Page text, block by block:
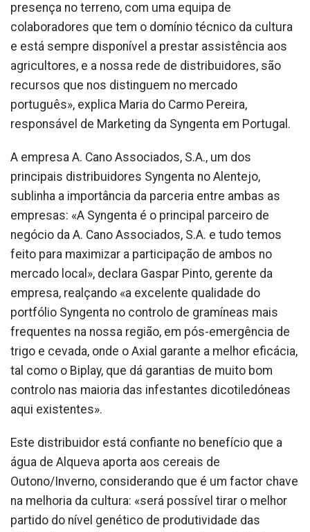
presença no terreno, com uma equipa de
colaboradores que tem o domínio técnico da cultura
e está sempre disponível a prestar assistência aos
agricultores, e a nossa rede de distribuidores, são
recursos que nos distinguem no mercado
português», explica Maria do Carmo Pereira,
responsável de Marketing da Syngenta em Portugal.
A empresa A. Cano Associados, S.A., um dos
principais distribuidores Syngenta no Alentejo,
sublinha a importância da parceria entre ambas as
empresas: «A Syngenta é o principal parceiro de
negócio da A. Cano Associados, S.A. e tudo temos
feito para maximizar a participação de ambos no
mercado local», declara Gaspar Pinto, gerente da
empresa, realçando «a excelente qualidade do
portfólio Syngenta no controlo de gramíneas mais
frequentes na nossa região, em pós-emergência de
trigo e cevada, onde o Axial garante a melhor eficácia,
tal como o Biplay, que dá garantias de muito bom
controlo nas maioria das infestantes dicotiledóneas
aqui existentes».
Este distribuidor está confiante no benefício que a
água de Alqueva aporta aos cereais de
Outono/Inverno, considerando que é um factor chave
na melhoria da cultura: «será possível tirar o melhor
partido do nível genético de produtividade das